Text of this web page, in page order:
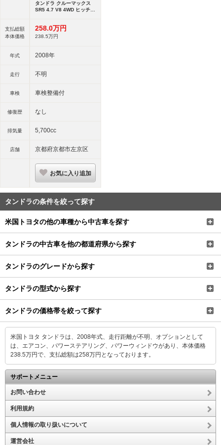
支払総額
本体価格
年式
走行
車検
修復歴
排気量
店舗
タンドラ クルーマックス
SR5 4.7 V8 4WD ヒッチメ
258.0万円
238. 5万円
2008年
不明
車検整備付
なし
5,700cc
京都府京都市左京区
お気に入り追加
タンドラの条件を絞って探す
米国トヨタの他の車種から中古車を探す
タンドラの中古車を他の都道府県から探す
タンドラのグレードから探す
タンドラの型式から探す
タンドラの価格帯を絞って探す
米国トヨタ タンドラは、2008年式、走行距離が不明、オプションとして
は、エアコン、パワーステアリング、パワーウィンドウがあり、本体価格
238.5万円で、支払総額は258万円となっております。
サポートメニュー
お問い合わせ
利用規約
個人情報の取り扱いについて
運営会社